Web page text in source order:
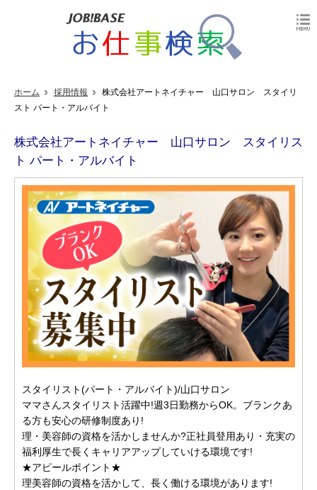
ホーム 採用情報
株式会社アートネイチャー 山口サロン スタイリ
スト パート・アルバイト
株式会社アートネイチャー 山口サロン スタイリス
ト パート・アルバイト
スタイリスト(パート・アルバイト)/山口サロン
ママさんスタイリスト活躍中!週3日勤務からOK。ブランクあ
る方も安心の研修制度あり!
理・美容師の資格を活かしませんか?正社員登用あり・充実の
福利厚生で長くキャリアアップしていける環境です!
★アピールポイント★
理美容師の資格を活かして、長く働ける環境があります!